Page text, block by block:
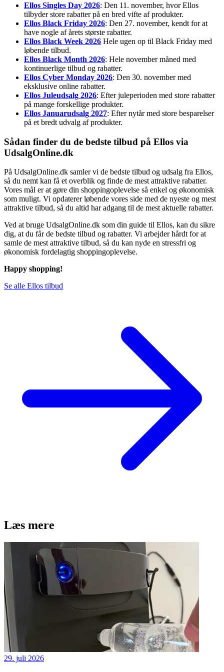
Ellos Singles Day 2026: Den 11. november, hvor Ellos
tilbyder store rabatter på en bred vifte af produkter.
Ellos Black Friday 2026: Den 27. november, kendt for at
have nogle af årets største rabatter.
Ellos Black Week 2026 Hele ugen op til Black Friday med
løbende tilbud.
Ellos Black Month 2026: Hele november måned med
kontinuerlige tilbud og rabatter.
Ellos Cyber Monday 2026: Den 30. november med
eksklusive online rabatter.
Ellos Juleudsalg 2026: Efter juleperioden med store rabatter
på mange forskellige produkter.
Ellos Januarudsalg 2027: Efter nytår med store besparelser
på et bredt udvalg af produkter.
Sådan finder du de bedste tilbud på Ellos via
UdsalgOnline.dk
På UdsalgOnline.dk samler vi de bedste tilbud og udsalg fra Ellos,
så du nemt kan få et overblik og finde de mest attraktive rabatter.
Vores mål er at gøre din shoppingoplevelse så enkel og økonomisk
som muligt. Vi opdaterer løbende vores side med de nyeste og mest
attraktive tilbud, så du altid har adgang til de mest aktuelle rabatter.
Ved at bruge UdsalgOnline.dk som din guide til Ellos, kan du sikre
dig, at du får de bedste tilbud og rabatter. Vi arbejder hårdt for at
samle de mest attraktive tilbud, så du kan nyde en stressfri og
økonomisk fordelagtig shoppingoplevelse.
Happy shopping!
Se alle Ellos tilbud
Læs mere
29. juli 2026